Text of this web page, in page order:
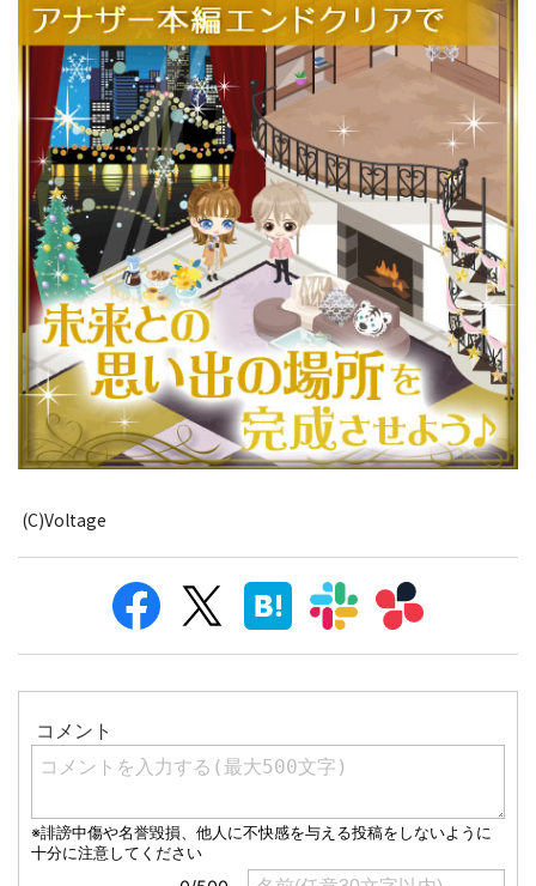
(C)Voltage